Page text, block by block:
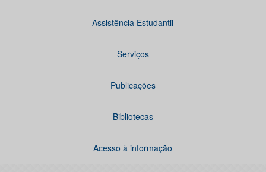
Assistência Estudantil
Serviços
Publicações
Bibliotecas
Acesso à informação